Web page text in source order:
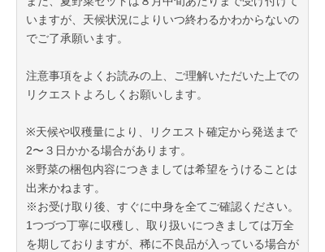
いますが、天候状況によりいつ終わるかわからないの
でご了承願います。
注意事項をよくお読みの上、ご理解いただいた上での
リクエストよろしくお願いします。
※天候や収穫量により、リクエスト確定から発送まで
2〜３日かかる場合があります。
※野菜の梱包内容につきましては希望をうけることは
出来かねます。
※お受け取り後、すぐに中身を全てご確認ください。
1つづつ丁寧に収穫し、取り扱いにつきましては万全
を期しておりますが、稀に不良品が入っている場合が